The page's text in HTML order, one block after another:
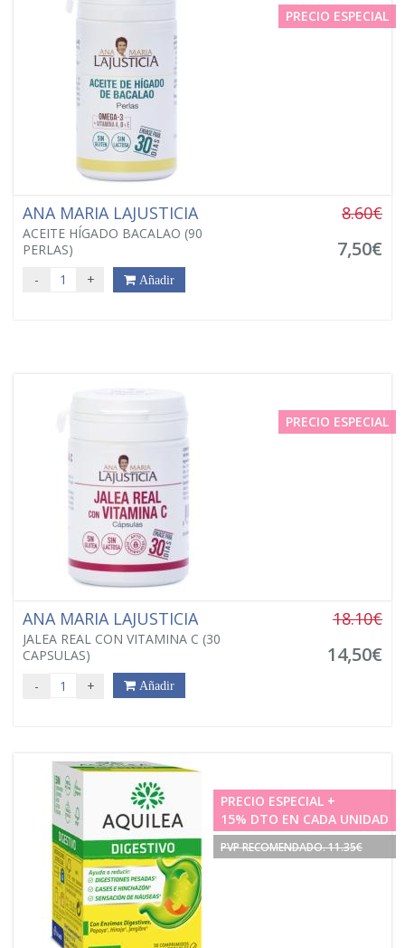
PRECIO ESPECIAL
ANA MARIA LAJUSTICIA
ACEITE HÍGADO BACALAO (90
PERLAS)
8.60€
7,50€
- + Añadir
PRECIO ESPECIAL
ANA MARIA LAJUSTICIA
JALEA REAL CON VITAMINA C (30
CAPSULAS)
18.10€
14,50€
- + Añadir
PRECIO ESPECIAL +
15% DTO EN CADA UNIDAD
PVP RECOMENDADO. 11.35€